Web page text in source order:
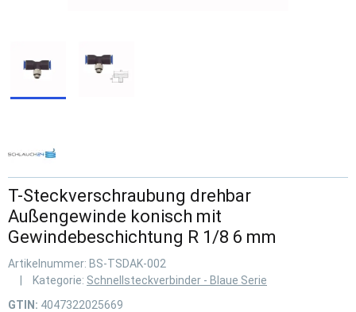
T-Steckverschraubung drehbar
Außengewinde konisch mit
Gewindebeschichtung R 1/8 6 mm
Artikelnummer: BS-TSDAK-002
Kategorie: Schnellsteckverbinder - Blaue Serie
GTIN: 4047322025669